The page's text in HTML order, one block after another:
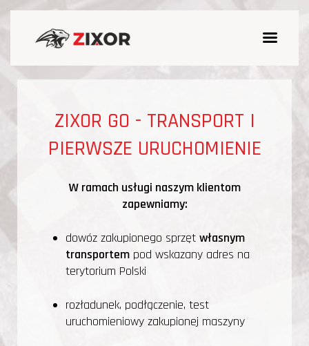
ZIXOR GO - TRANSPORT I
PIERWSZE URUCHOMIENIE
W ramach usługi naszym klientom
zapewniamy:
dowóz zakupionego sprzęt własnym
transportem pod wskazany adres na
terytorium Polski
rozładunek, podłączenie, test
uruchomieniowy zakupionej maszyny